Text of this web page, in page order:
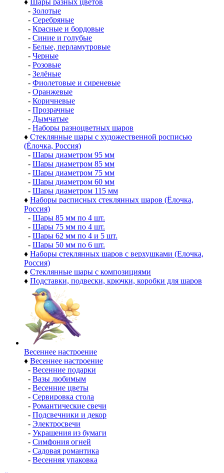
♦ Шары разных цветов
- Золотые
- Серебряные
- Красные и бордовые
- Синие и голубые
- Белые, перламутровые
- Черные
- Розовые
- Зелёные
- Фиолетовые и сиреневые
- Оранжевые
- Коричневые
- Прозрачные
- Дымчатые
- Наборы разноцветных шаров
♦ Стеклянные шары с художественной росписью
(Ёлочка, Россия)
- Шары диаметром 95 мм
- Шары диаметром 85 мм
- Шары диаметром 75 мм
- Шары диаметром 60 мм
- Шары диаметром 115 мм
♦ Наборы расписных стеклянных шаров (Ёлочка,
Россия)
- Шары 85 мм по 4 шт.
- Шары 75 мм по 4 шт.
- Шары 62 мм по 4 и 5 шт.
- Шары 50 мм по 6 шт.
♦ Наборы стеклянных шаров с верхушками (Елочка,
Россия)
♦ Стеклянные шары с композициями
♦ Подставки, подвески, крючки, коробки для шаров
Весеннее настроение
♦ Весеннее настроение
- Весенние подарки
- Вазы любимым
- Весенние цветы
- Сервировка стола
- Романтические свечи
- Подсвечники и декор
- Электросвечи
- Украшения из бумаги
- Симфония огней
- Садовая романтика
- Весенняя упаковка